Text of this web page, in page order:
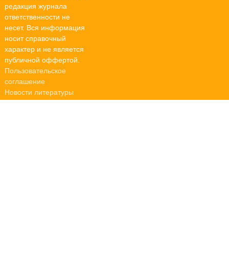
редакция журнала
ответственности не
несет. Вся информация
носит справочный
характер и не является
публичной оффертой.
Пользовательское
соглашение
Новости литературы